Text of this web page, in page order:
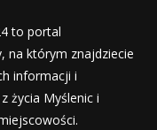
to portal
na którym znajdziecie
informacji i
życia Myślenic i